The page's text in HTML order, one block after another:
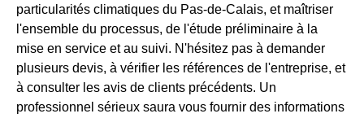
particularités climatiques du Pas-de-Calais, et maîtriser
l'ensemble du processus, de l'étude préliminaire à la
mise en service et au suivi. N'hésitez pas à demander
plusieurs devis, à vérifier les références de l'entreprise, et
à consulter les avis de clients précédents. Un
professionnel sérieux saura vous fournir des informations